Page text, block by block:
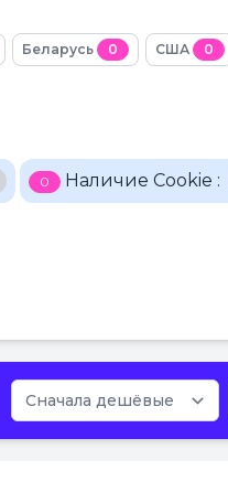
Беларусь 0 США 0
0 Наличие Cookie :